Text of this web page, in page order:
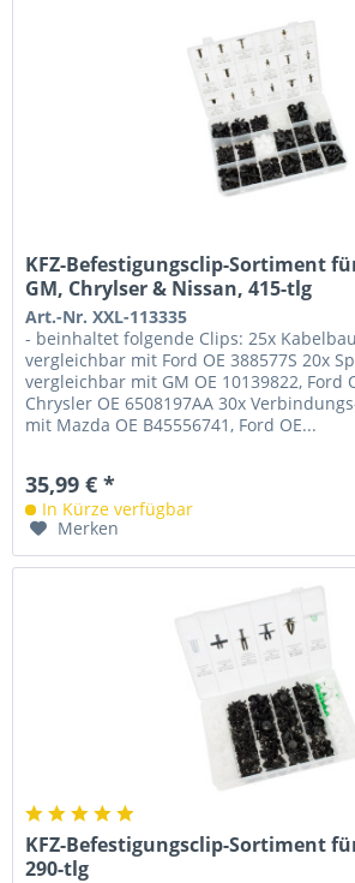
KFZ-Befestigungsclip-Sortiment
GM, Chrylser & Nissan, 415-tlg
Art.-Nr. XXL-113335
- beinhaltet folgende Clips: 25x
vergleichbar mit Ford OE 388577S 20x
vergleichbar mit GM OE 10139822, Ford
Chrysler OE 6508197AA 30x
mit Mazda OE B45556741, Ford OE...
35,99 € *
In Kürze verfügbar
Merken
KFZ-Befestigungsclip-Sortiment
290-tlg